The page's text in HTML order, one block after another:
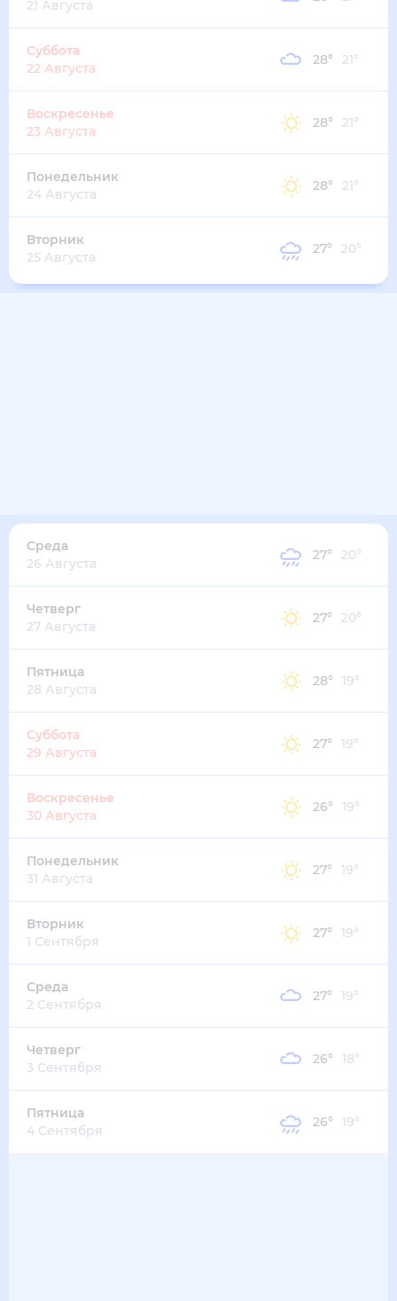
21 Августа
Суббота
22 Августа
28° 21°
Воскресенье
23 Августа
28° 21°
Понедельник
24 Августа
28° 21°
Вторник
25 Августа
27° 20°
Среда
26 Августа
27° 20°
Четверг
27 Августа
27° 20°
Пятница
28 Августа
28° 19°
Суббота
29 Августа
27° 19°
Воскресенье
30 Августа
26° 19°
Понедельник
31 Августа
27° 19°
Вторник
1 Сентября
27° 19°
Среда
2 Сентября
27° 19°
Четверг
3 Сентября
26° 18°
Пятница
4 Сентября
26° 19°